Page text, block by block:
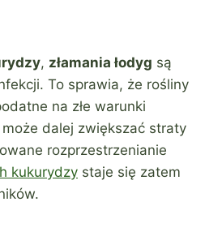
, złamania łodyg są
To sprawia, że rośliny
na złe warunki
dalej zwiększać straty
rozprzestrzenianie
kukurydzy staje się zatem